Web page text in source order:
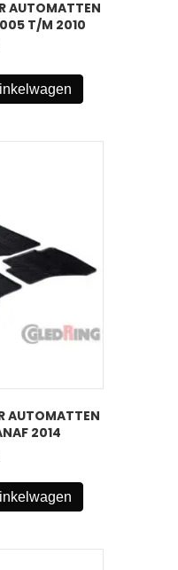
AUTOMATTEN
T/M 2010
AUTOMATTEN
2014